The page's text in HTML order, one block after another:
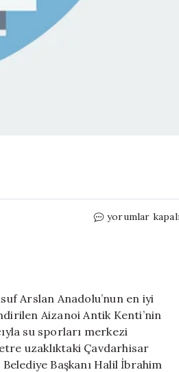
Aizanoi’de
yorumlar
Arslan Anadolu’nun en iyi
Aizanoi Antik Kenti’nin
su sporları merkezi
uzaklıktaki Çavdarhisar
Başkanı Halil İbrahim